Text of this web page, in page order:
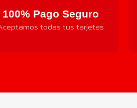
100% Pago Seguro
todas tus tarjetas